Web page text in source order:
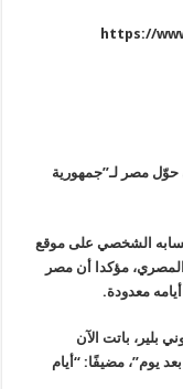
https://
مصر لـ”جمهورية
الشخصي على موقع
المصري، مؤكدا أن مصر
معدودة.
بلير، باتت الآن
يوم”، مضيفًا: “أيام